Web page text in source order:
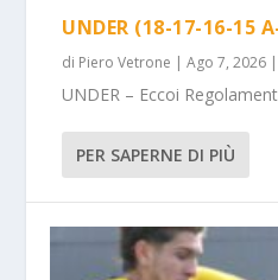
UNDER (18-17-16-15
di Piero Vetrone |Ago 7, 2026 |
UNDER – Eccoi
PER SAPERNE DI PIÙ